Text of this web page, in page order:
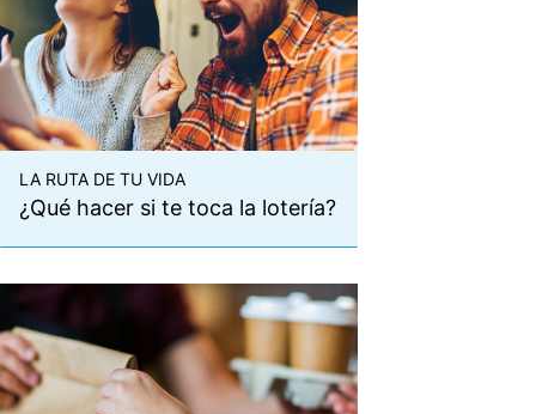
LA RUTA DE TU VIDA
¿Qué hacer si te toca la lotería?